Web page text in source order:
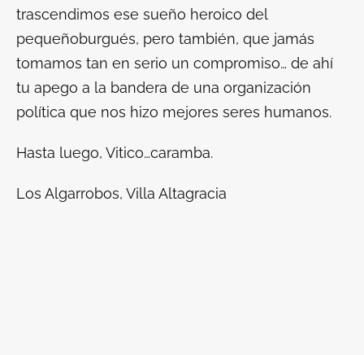
trascendimos ese sueño heroico del
pequeñoburgués, pero también, que jamás
tomamos tan en serio un compromiso… de ahí
tu apego a la bandera de una organización
política que nos hizo mejores seres humanos.
Hasta luego, Vitico…caramba.
Los Algarrobos, Villa Altagracia